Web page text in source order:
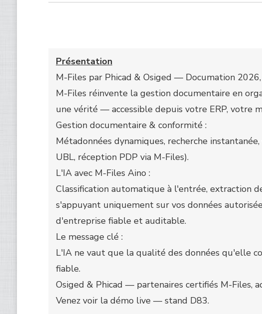
Présentation
M-Files par Phicad & Osiged — Documation
M-Files réinvente la gestion documentaire en
une vérité — accessible depuis votre ERP, votre
Gestion documentaire & conformité :
Métadonnées dynamiques, recherche
UBL, réception PDP via M-Files).
L'IA avec M-Files Aino :
Classification automatique à l'entrée, extraction
s'appuyant uniquement sur vos données
d'entreprise fiable et auditable.
Le message clé :
L'IA ne vaut que la qualité des données qu'elle
fiable.
Osiged & Phicad — partenaires certifiés M-Files,
Venez voir la démo live — stand D83.